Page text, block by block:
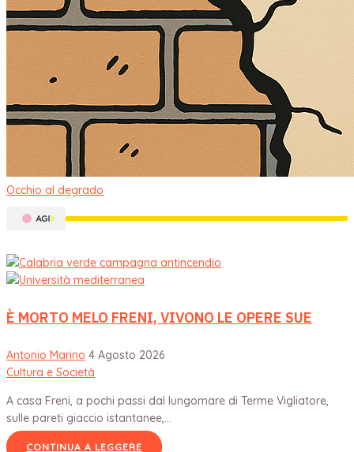
Occhio al degrado
È MORTO MELO FRENI, VIVONO LE OPERE SUE
Antonio Marino 4 Agosto 2026
Cultura e Società
A casa Freni, a pochi passi dal lungomare di Terme Vigliatore,
sulle pareti giaccio istantanee,...
CONTINUA A LEGGERE